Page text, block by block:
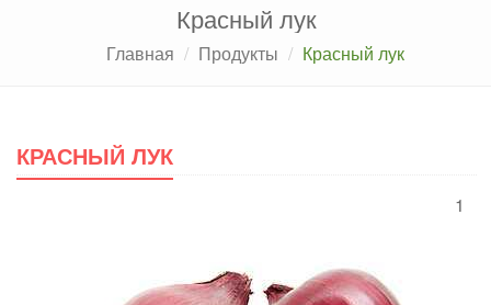
Красный лук
Главная Продукты Красный лук
КРАСНЫЙ ЛУК
1